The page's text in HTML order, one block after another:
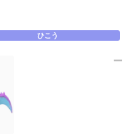
ひこう